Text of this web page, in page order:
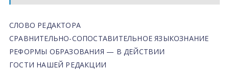
СЛОВО РЕДАКТОРА
СРАВНИТЕЛЬНО-СОПОСТАВИТЕЛЬНОЕ ЯЗЫКОЗНАНИЕ
РЕФОРМЫ ОБРАЗОВАНИЯ — В ДЕЙСТВИИ
ГОСТИ НАШЕЙ РЕДАКЦИИ